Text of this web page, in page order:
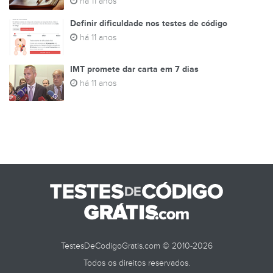
Definir dificuldade nos testes de código
há 11 anos
IMT promete dar carta em 7 dias
há 11 anos
TestesDeCodigoGratis.com © 2010-2026
Todos os direitos reservados.